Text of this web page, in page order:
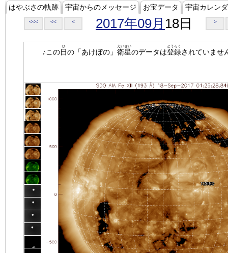
はやぶさの軌跡 宇宙からのメッセージ お宝データ 宇宙カレン
<<< << < 2017年09月 18日 >
♪この日
ひ
の「あけぼの」 衛星
えいせい
のデータは登録
とうろく
されていませ